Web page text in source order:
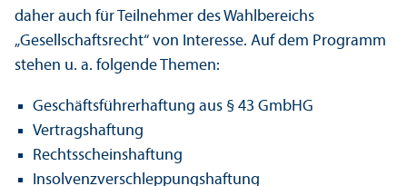
daher auch für Teilnehmer des Wahl­bereichs
„Gesellschafts­recht“ von Interesse. Auf dem Programm
stehen u. a. folgende Themen:
Geschäfts­führerhaftung aus § 43 GmbHG
Vertragshaftung
Rechts­scheinshaftung
Insolvenzverschleppungs­haftung